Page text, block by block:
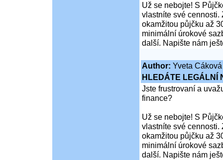
Už se nebojte! S
vlastníte své cennosti.
okamžitou půjčku až
minimální úrokové
další. Napište nám
Author: Yveta Cáková
HLEDÁTE LEGÁLNÍ
Jste frustrovaní a
finance?
Už se nebojte! S
vlastníte své cennosti.
okamžitou půjčku až
minimální úrokové
další. Napište nám